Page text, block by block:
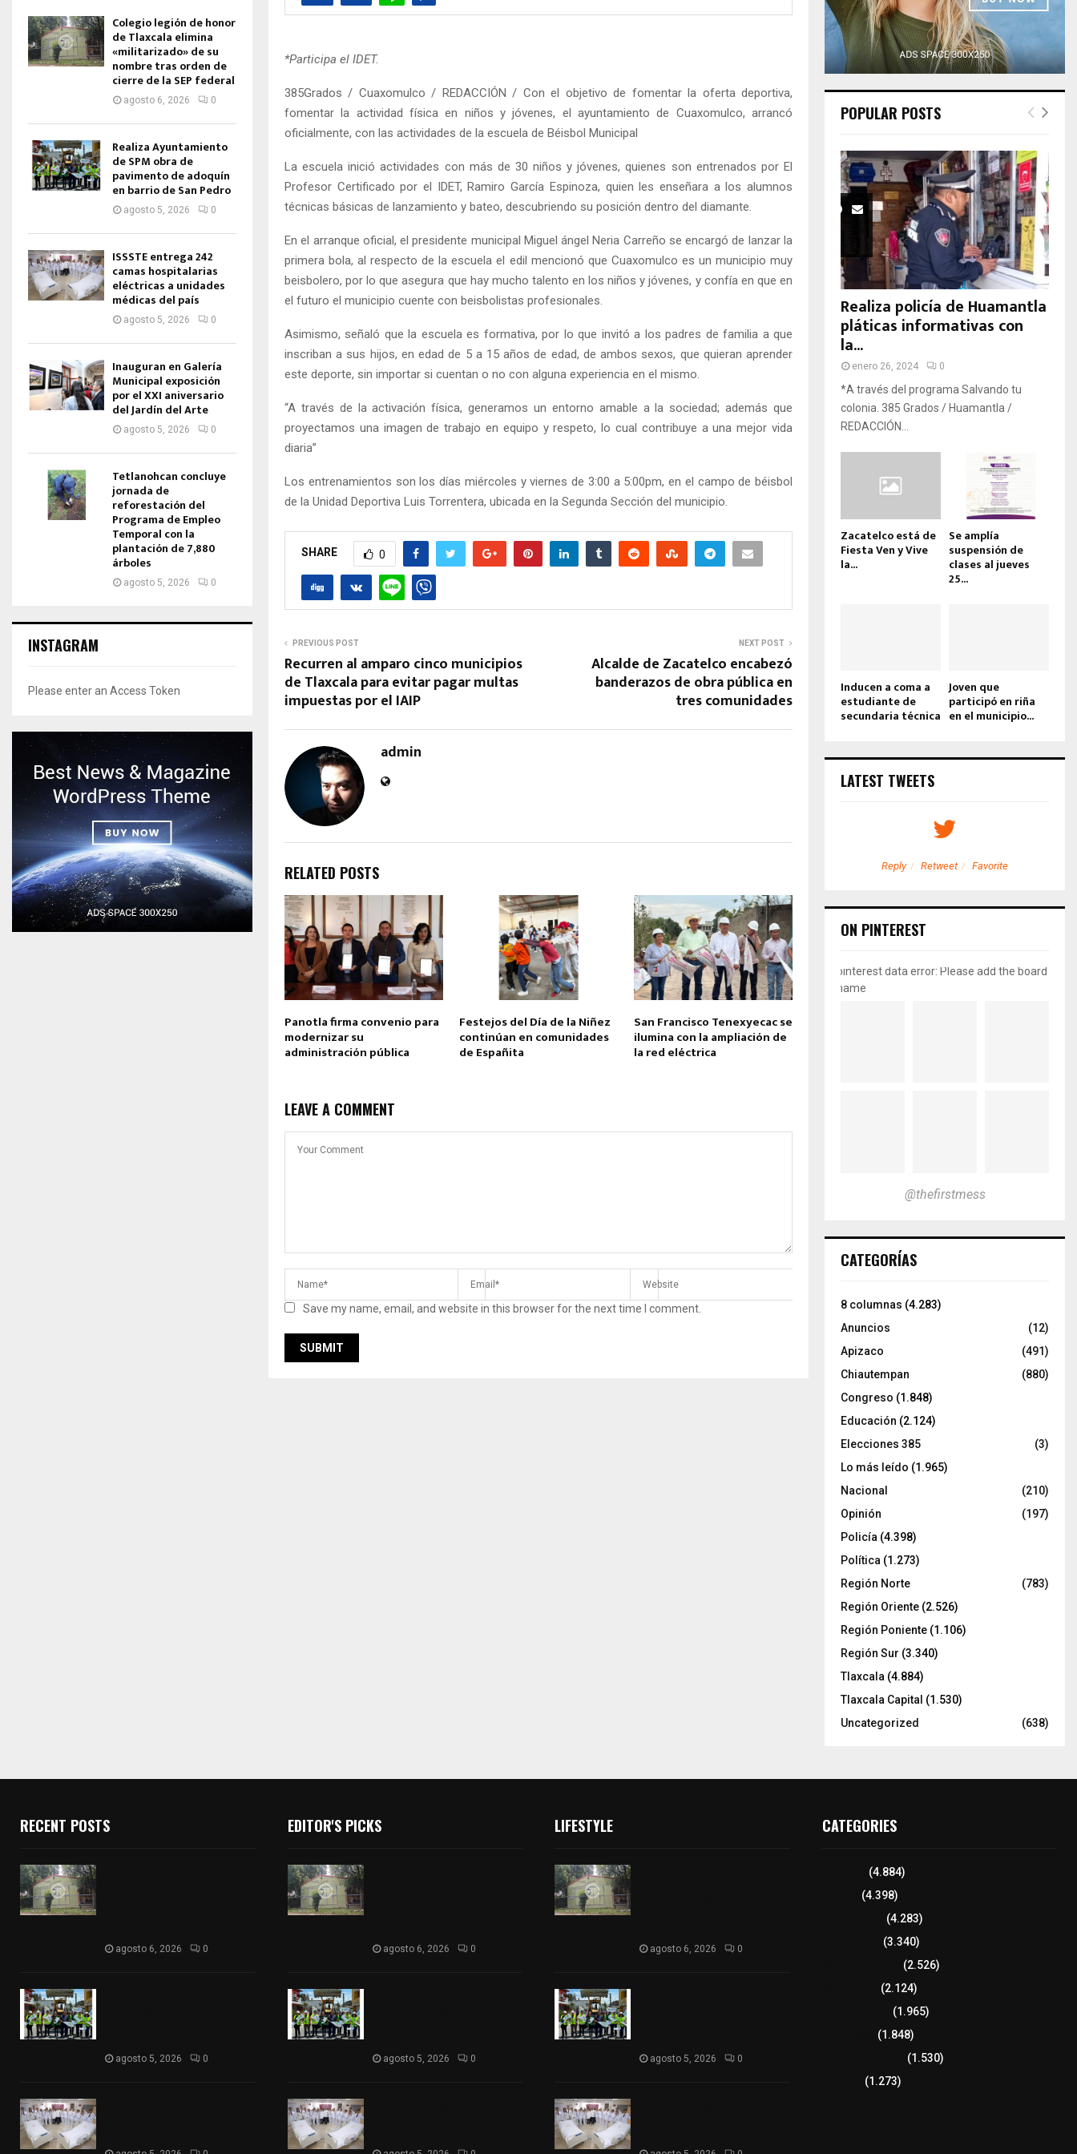
*Participa el IDET.
385Grados / Cuaxomulco / REDACCIÓN / Con el objetivo de fomentar la oferta deportiva,
fomentar la actividad física en niños y jóvenes, el ayuntamiento de Cuaxomulco, arrancó
oficialmente, con las actividades de la escuela de Béisbol Municipal
La escuela inició actividades con más de 30 niños y jóvenes, quienes son entrenados por El
Profesor Certificado por el IDET, Ramiro García Espinoza, quien les enseñara a los alumnos
técnicas básicas de lanzamiento y bateo, descubriendo su posición dentro del diamante.
En el arranque oficial, el presidente municipal Miguel ángel Neria Carreño se encargó de lanzar la
primera bola, al respecto de la escuela el edil mencionó que Cuaxomulco es un municipio muy
beisbolero, por lo que asegura que hay mucho talento en los niños y jóvenes, y confía en que en
el futuro el municipio cuente con beisbolistas profesionales.
Asimismo, señaló que la escuela es formativa, por lo que invitó a los padres de familia a que
inscriban a sus hijos, en edad de 5 a 15 años de edad, de ambos sexos, que quieran aprender
este deporte, sin importar si cuentan o no con alguna experiencia en el mismo.
“A través de la activación física, generamos un entorno amable a la sociedad; además que
proyectamos una imagen de trabajo en equipo y respeto, lo cual contribuye a una mejor vida
diaria”
Los entrenamientos son los días miércoles y viernes de 3:00 a 5:00pm, en el campo de béisbol
de la Unidad Deportiva Luis Torrentera, ubicada en la Segunda Sección del municipio.
SHARE 0
PREVIOUS POST
Recurren al amparo cinco municipios
de Tlaxcala para evitar pagar multas
impuestas por el IAIP
NEXT POST
Alcalde de Zacatelco encabezó
banderazos de obra pública en
tres comunidades
admin
RELATED POSTS
Panotla firma convenio para
modernizar su
administración pública
Festejos del Día de la Niñez
continúan en comunidades
de Españita
San Francisco Tenexyecac se
ilumina con la ampliación de
la red eléctrica
LEAVE A COMMENT
Save my name, email, and website in this browser for the next time I comment.
Colegio legión de honor
de Tlaxcala elimina
«militarizado» de su
nombre tras orden de
cierre de la SEP federal
agosto 6, 2026 0
Realiza Ayuntamiento
de SPM obra de
pavimento de adoquín
en barrio de San Pedro
agosto 5, 2026 0
ISSSTE entrega 242
camas hospitalarias
eléctricas a unidades
médicas del país
agosto 5, 2026 0
Inauguran en Galería
Municipal exposición
por el XXI aniversario
del Jardín del Arte
agosto 5, 2026 0
Tetlanohcan concluye
jornada de
reforestación del
Programa de Empleo
Temporal con la
plantación de 7,880
árboles
agosto 5, 2026 0
INSTAGRAM
Please enter an Access Token
POPULAR POSTS
Realiza policía de Huamantla
pláticas informativas con
la...
enero 26, 2024 0
*A través del programa Salvando tu
colonia. 385 Grados / Huamantla /
REDACCIÓN...
Zacatelco está de
Fiesta Ven y Vive
la...
Se amplía
suspensión de
clases al jueves
25...
Inducen a coma a
estudiante de
secundaria técnica
Joven que
participó en riña
en el municipio...
LATEST TWEETS
Reply Retweet Favorite
ON PINTEREST
pinterest data error: Please add the board
name
@thefirstmess
CATEGORÍAS
8 columnas (4.283)
Anuncios
(12)
Apizaco
(491)
Chiautempan
(880)
Congreso (1.848)
Educación (2.124)
Elecciones 385
(3)
Lo más leído (1.965)
Nacional
(210)
Opinión
(197)
Policía (4.398)
Política (1.273)
Región Norte
(783)
Región Oriente (2.526)
Región Poniente (1.106)
Región Sur (3.340)
Tlaxcala (4.884)
Tlaxcala Capital (1.530)
Uncategorized
(638)
RECENT POSTS
agosto 6, 2026 0
agosto 5, 2026 0
EDITOR'S PICKS
agosto 6, 2026 0
agosto 5, 2026 0
LIFESTYLE
agosto 6, 2026 0
agosto 5, 2026 0
CATEGORIES
(4.884)
(4.398)
(4.283)
(3.340)
(2.526)
(2.124)
(1.965)
(1.848)
(1.530)
(1.273)